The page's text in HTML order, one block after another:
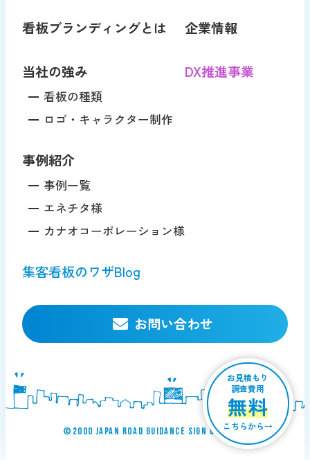
お見積もり
調査費用
無料
こちらから→
看板ブランディングとは
当社の強み
看板の種類
ロゴ・キャラクター制作
事例紹介
事例一覧
エネチタ様
カナオコーポレーション様
集客看板のワザBlog
企業情報
DX推進事業
お問い合わせ
©︎2000 JAPAN ROAD GUIDANCE SIGN Co., ltd.